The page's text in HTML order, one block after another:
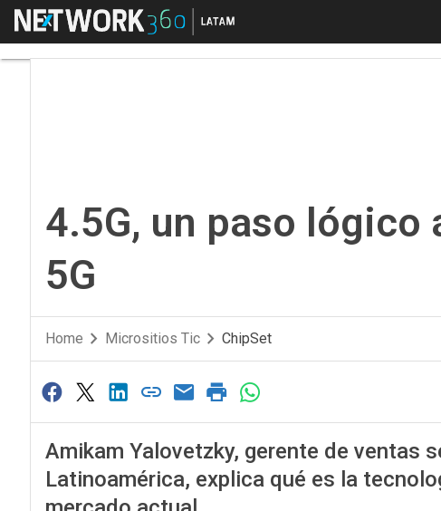
Menú
4.5G, un paso lógico
5G
Home Micrositios Tic ChipSet
Amikam Yalovetzky, gerente de ventas
Latinoamérica, explica qué es la